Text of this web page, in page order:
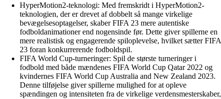
HyperMotion2-teknologi: Med fremskridt i HyperMotion2-
teknologien, der er drevet af dobbelt så mange virkelige
bevægelsesoptagelser, skaber FIFA 23 mere autentiske
fodboldanimationer end nogensinde før. Dette giver spillerne en
mere realistisk og engagerende spiloplevelse, hvilket sætter FIFA
23 foran konkurrerende fodboldspil.
FIFA World Cup-turneringer: Spil de største turneringer i
fodbold med både mændenes FIFA World Cup Qatar 2022 og
kvindernes FIFA World Cup Australia and New Zealand 2023.
Denne tilføjelse giver spillerne mulighed for at opleve
spændingen og intensiteten fra de virkelige verdensmesterskaber,